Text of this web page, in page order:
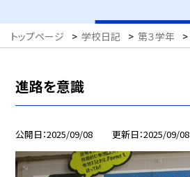
トップページ > 学校日記 > 第３学年 >
進路を意識
公開日 2025/09/08 更新日 2025/09/08